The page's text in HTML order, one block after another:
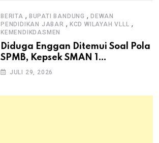
BERITA , BUPATI BANDUNG ,DEWAN
PENDIDIKAN JABAR , KCD WILAYAH VLLL ,
KEMENDIKDASMEN
Diduga Enggan Ditemui Soal Pola
SPMB, Kepsek SMAN 1
Dayeuhkolot Dikeluhkan Orang
JULI 29, 2026